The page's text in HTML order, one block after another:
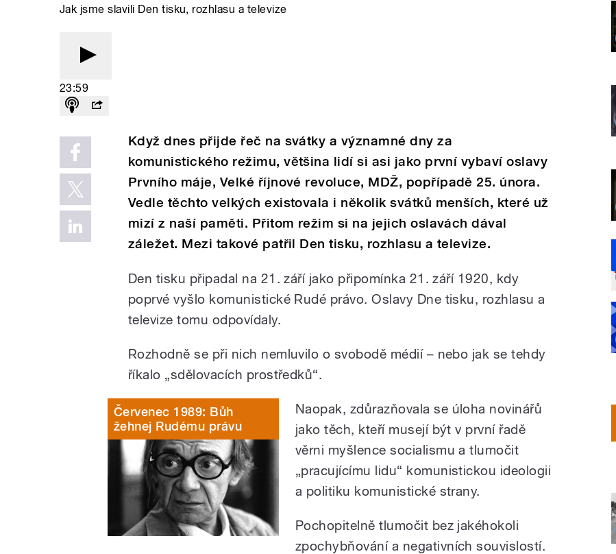
Jak jsme slavili Den tisku, rozhlasu a televize
23:59
Když dnes přijde řeč na svátky a významné dny za
komunistického režimu, většina lidí si asi jako první vybaví oslavy
Prvního máje, Velké říjnové revoluce, MDŽ, popřípadě 25. února.
Vedle těchto velkých existovala i několik svátků menších, které už
mizí z naší paměti. Přitom režim si na jejich oslavách dával
záležet. Mezi takové patřil Den tisku, rozhlasu a televize.
Den tisku připadal na 21. září jako připomínka 21. září 1920, kdy
poprvé vyšlo komunistické Rudé právo. Oslavy Dne tisku, rozhlasu a
televize tomu odpovídaly.
Rozhodně se při nich nemluvilo o svobodě médií – nebo jak se tehdy
říkalo „sdělovacích prostředků“.
Červenec 1989: Bůh
žehnej Rudému právu
Naopak, zdůrazňovala se úloha novinářů
jako těch, kteří musejí být v první řadě
věrni myšlence socialismu a tlumočit
„pracujícímu lidu“ komunistickou ideologii
a politiku komunistické strany.
Pochopitelně tlumočit bez jakéhokoli
zpochybňování a negativních souvislostí.